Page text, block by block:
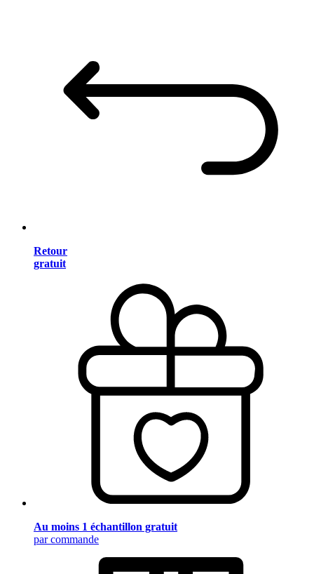
Retour
gratuit
Au moins 1 échantillon gratuit
par commande